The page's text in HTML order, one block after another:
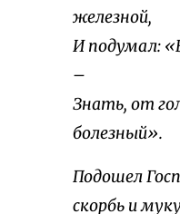
железной,
И подумал:
–
Знать, от
болезный».
Подошел
скорбь и